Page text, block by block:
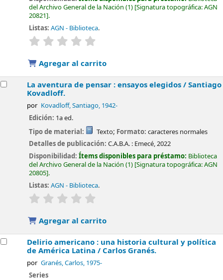
del Archivo General de la Nación (1) Signatura topográfica:AGN
20821 .
Listas: AGN - Biblioteca.
valoración
Agregar al carrito
La aventura de pensar : ensayos elegidos /Santiago
Kovadloff.
por Kovadloff, Santiago, 1942-
Edición: 1a ed.
Tipo de material:
Texto; Formato: caracteres normales
Detalles de publicación:C.A.B.A. : Emecé,2022
Disponibilidad:Ítems disponibles para préstamo: Biblioteca
del Archivo General de la Nación (1) Signatura topográfica:AGN
20805 .
Listas: AGN - Biblioteca.
valoración
Agregar al carrito
Delirio americano : una historia cultural y política
de América Latina / Carlos Granés.
por Granés, Carlos, 1975-
Series